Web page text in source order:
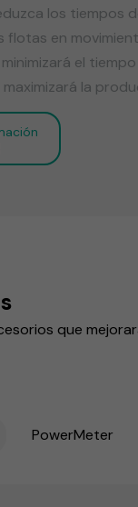
los tiempos
flotas en
el
la
que
PowerMeter